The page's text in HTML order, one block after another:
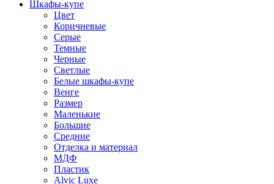
Шкафы-купе
Цвет
Коричневые
Серые
Темные
Черные
Светлые
Белые шкафы-купе
Венге
Размер
Маленькие
Большие
Средние
Отделка и материал
МДФ
Пластик
Alvic Luxe